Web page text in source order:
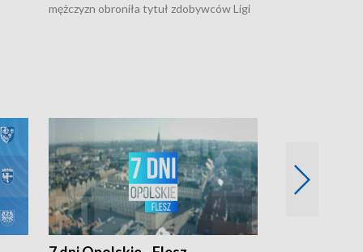
mężczyzn obroniła tytuł zdobywców Ligi